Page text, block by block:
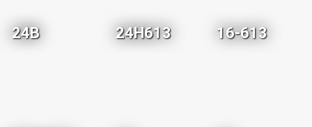
24B 24H613 16-613